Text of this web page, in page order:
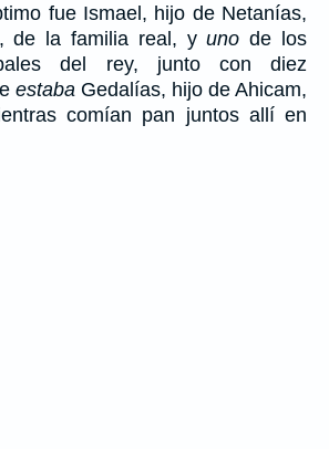
fue Ismael, hijo de Netanías,
de la familia real, yuno de los
del rey, junto con diez
estaba Gedalías, hijo de Ahicam,
comían pan juntos allí en